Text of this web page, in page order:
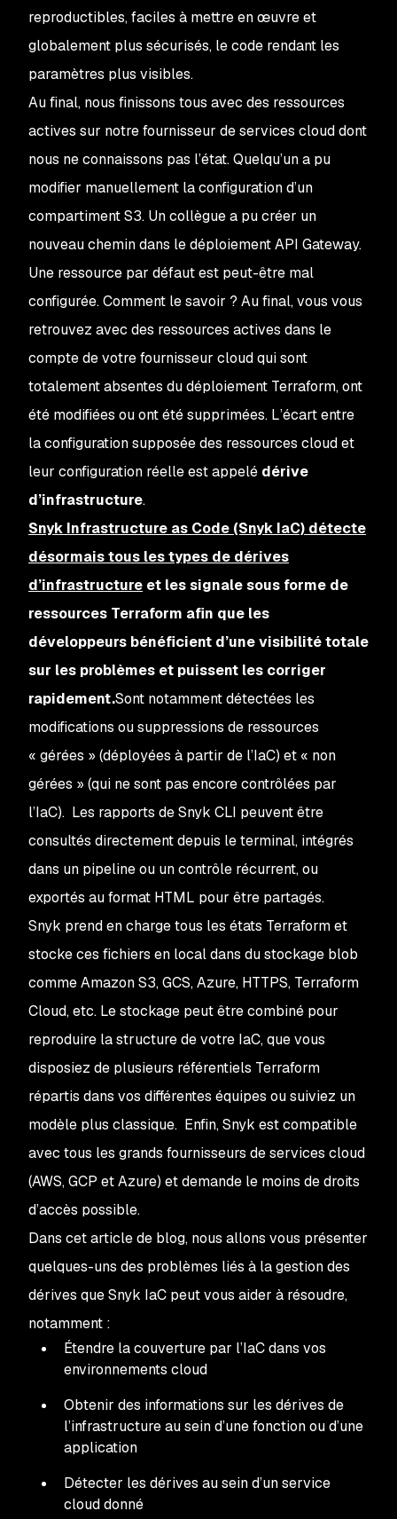
reproductibles, faciles à mettre en œuvre et
globalement plus sécurisés, le code rendant les
paramètres plus visibles.
Au final, nous finissons tous avec des ressources
actives sur notre fournisseur de services cloud dont
nous ne connaissons pas l’état. Quelqu’un a pu
modifier manuellement la configuration d’un
compartiment S3. Un collègue a pu créer un
nouveau chemin dans le déploiement API Gateway.
Une ressource par défaut est peut-être mal
configurée. Comment le savoir ? Au final, vous vous
retrouvez avec des ressources actives dans le
compte de votre fournisseur cloud qui sont
totalement absentes du déploiement Terraform, ont
été modifiées ou ont été supprimées. L’écart entre
la configuration supposée des ressources cloud et
leur configuration réelleest appelé dérive
d’infrastructure.
Snyk Infrastructure as Code (Snyk IaC) détecte
désormais tous les types de dérives
d’infrastructure et les signale sous forme de
ressources Terraform afin que les
développeurs bénéficient d’une visibilité totale
sur les problèmes et puissent les corriger
rapidement.Sont notamment détectées les
modifications ou suppressions de ressources
« gérées » (déployées à partir de l’IaC) et « non
gérées » (qui ne sont pas encore contrôlées par
l’IaC). Les rapports de Snyk CLI peuvent être
consultés directement depuis le terminal, intégrés
dans un pipeline ou un contrôle récurrent, ou
exportés au format HTML pour être partagés.
Snyk prend en charge tous les états Terraform et
stocke ces fichiers en local dans du stockage blob
comme Amazon S3, GCS, Azure, HTTPS, Terraform
Cloud, etc. Le stockage peut être combiné pour
reproduire la structure de votre IaC, que vous
disposiez de plusieurs référentiels Terraform
répartis dans vos différentes équipes ou suiviez un
modèle plus classique. Enfin, Snyk est compatible
avec tous les grands fournisseurs de services cloud
(AWS, GCP et Azure) et demande le moins de droits
d’accès possible.
Dans cet article de blog, nous allons vous présenter
quelques-uns des problèmes liés à la gestion des
dérives que Snyk IaC peut vous aider à résoudre,
notamment :
Étendre la couverture par l’IaC dans vos
environnements cloud
Obtenir des informations sur les dérives de
l’infrastructure au sein d’une fonction ou d’une
application
Détecter les dérives au sein d’un service
cloud donné